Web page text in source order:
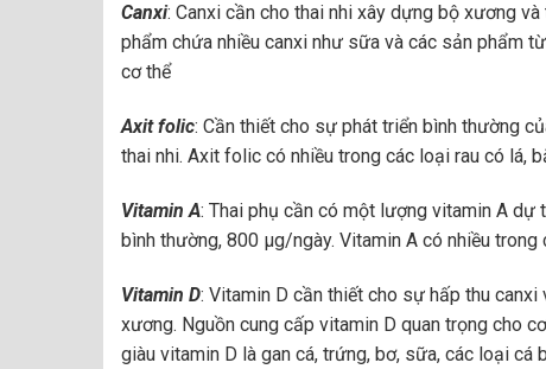
Canxi: Canxi cần cho thai nhi xây dựng bộ xương
phẩm chứa nhiều canxi như sữa và các sản phẩm
cơ thể
Axit folic: Cần thiết cho sự phát triển bình thường
thai nhi. Axit folic có nhiều trong các loại rau có lá,
Vitamin A: Thai phụ cần có một lượng vitamin A dự
bình thường, 800 µg/ngày. Vitamin A có nhiều
Vitamin D: Vitamin D cần thiết cho sự hấp thu
xương. Nguồn cung cấp vitamin D quan trọng cho
giàu vitamin D là gan cá, trứng, bơ, sữa, các loại cá